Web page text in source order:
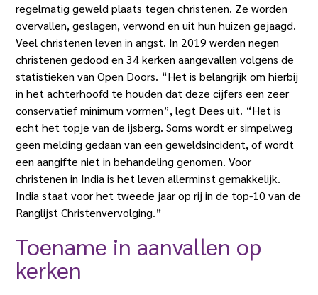
regelmatig geweld plaats tegen christenen. Ze worden
overvallen, geslagen, verwond en uit hun huizen gejaagd.
Veel christenen leven in angst. In 2019 werden negen
christenen gedood en 34 kerken aangevallen volgens de
statistieken van Open Doors. “Het is belangrijk om hierbij
in het achterhoofd te houden dat deze cijfers een zeer
conservatief minimum vormen”, legt Dees uit. “Het is
echt het topje van de ijsberg. Soms wordt er simpelweg
geen melding gedaan van een geweldsincident, of wordt
een aangifte niet in behandeling genomen. Voor
christenen in India is het leven allerminst gemakkelijk.
India staat voor het tweede jaar op rij in de top-10 van de
Ranglijst Christenvervolging.”
Toename in aanvallen op
kerken